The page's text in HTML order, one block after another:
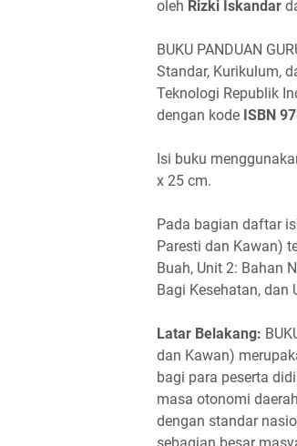
oleh Rizki Iskandar
BUKU PANDUAN
Standar, Kurikulum,
Teknologi Republik
dengan kode ISBN
Isi buku
x 25 cm.
Pada bagian daftar
Paresti dan Kawan)
Buah, Unit 2: Bahan
Bagi Kesehatan, dan
Latar Belakang:
dan Kawan)
bagi para peserta
masa otonomi
dengan standar